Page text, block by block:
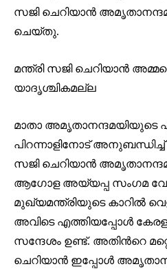
Join our
SUBSCRIBERS
conversation.
To subscribe, simply enter your
or click the subscribe button
your privacy and won't spam
സജി ചെറിയാൻ
ചെയ്തു.
മന്ത്രി സജി ചെറിയാൻ
യാദൃശ്ചികമല്ല
മാതാ അമൃതാനന്ദമയിയുടെ
പിറന്നാളിനോട് അനുബന്ധിച്ച്
സജി ചെറിയാൻ
ആഗോള അയ്യപ്പ സംഗമ
മുഖ്യമന്ത്രിയുടെ കാറിൽ
അവിടെ എത്തിയപ്പോൾ
സന്ദേശം ഉണ്ട്. അതിൻറെ
ചെറിയാൻ ഇപ്പോൾ